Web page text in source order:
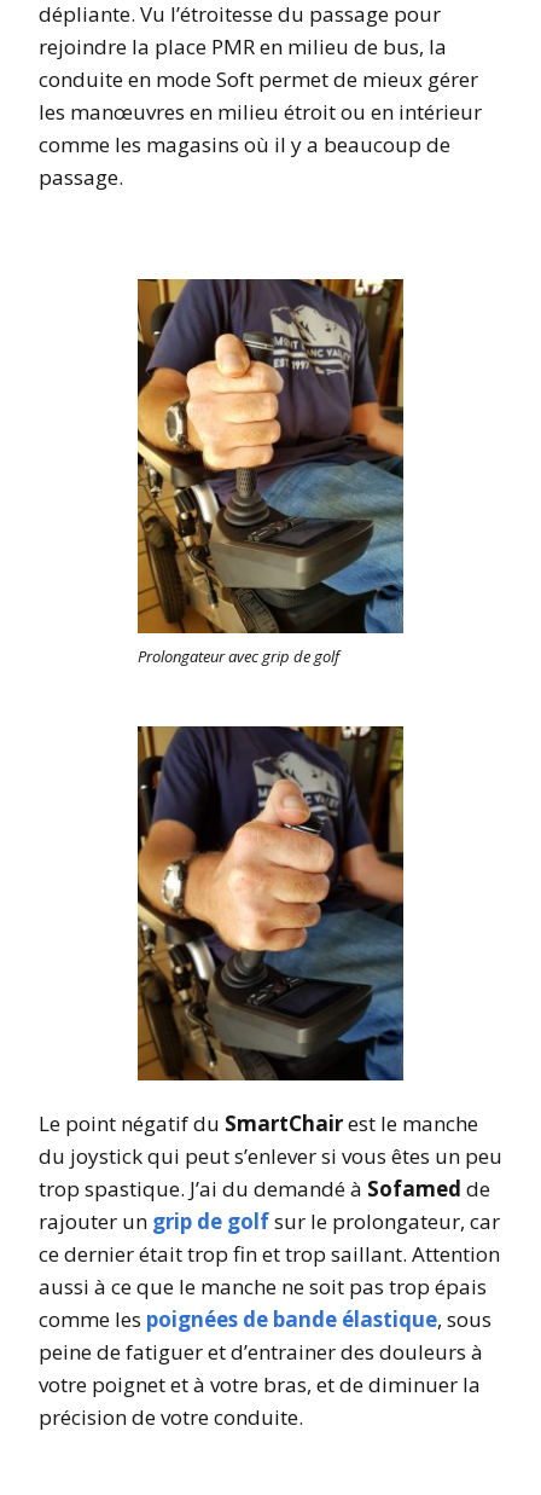
dépliante. Vu l’étroitesse du passage pour
rejoindre la place PMR en milieu de bus, la
conduite en mode Soft permet de mieux gérer
les manœuvres en milieu étroit ou en intérieur
comme les magasins où il y a beaucoup de
passage.
Prolongateur avec grip de golf
Le point négatif du SmartChairest le manche
du joystick qui peut s’enlever si vous êtes un peu
trop spastique. J’ai du demandé à Sofamed de
rajouter un grip de golfsur le prolongateur, car
ce dernier était trop fin et trop saillant. Attention
aussi à ce que le manche ne soit pas trop épais
comme les poignées de bande élastique, sous
peine de fatiguer et d’entrainer des douleurs à
votre poignet et à votre bras, et de diminuer la
précision de votre conduite.